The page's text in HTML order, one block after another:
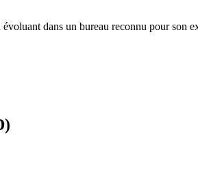
dans un bureau reconnu pour son